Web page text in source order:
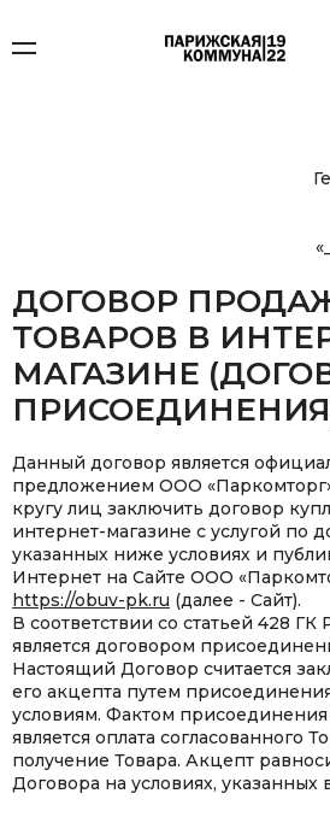
ДОГОВОР
ТОВАРОВ В
МАГАЗИНЕ
Данный договор является
предложением ООО
кругу лиц заключить договор
интернет-магазине c услугой по
указанных ниже условиях и
Интернет на Сайте ООО
https://obuv-pk.ru (далее - Сайт).
В соответствии со статьей 428
является договором
Настоящий Договор считается
его акцепта путем
условиям. Фактом
является оплата согласованного
получение Товара. Акцепт
Договора на условиях, указанных